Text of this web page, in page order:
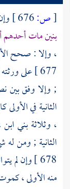
[ص:
بنين مات
، وإلا : صحح
677 ] على
; وإلا وفق
الثانية في
، وثلاثة بني
الثانية ; ومن
678 ] وإن لم
منه الأولى ،